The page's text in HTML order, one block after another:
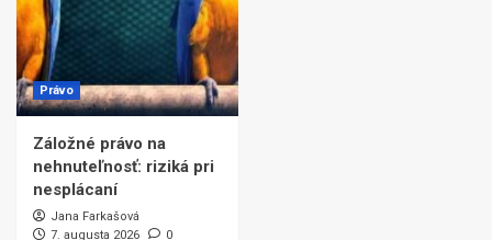
Právo
Záložné právo na
nehnuteľnosť: riziká pri
nesplácaní
Jana Farkašová
7. augusta 2026
0